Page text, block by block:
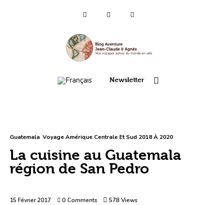
Newsletter
Qui sommes-nous ?
Europe 2022
France 2021
Guatemala Voyage Amérique Centrale Et Sud 2018 À 2020
La cuisine au Guatemala
région de San Pedro
15 Février 2017 0 Comments 578 Views